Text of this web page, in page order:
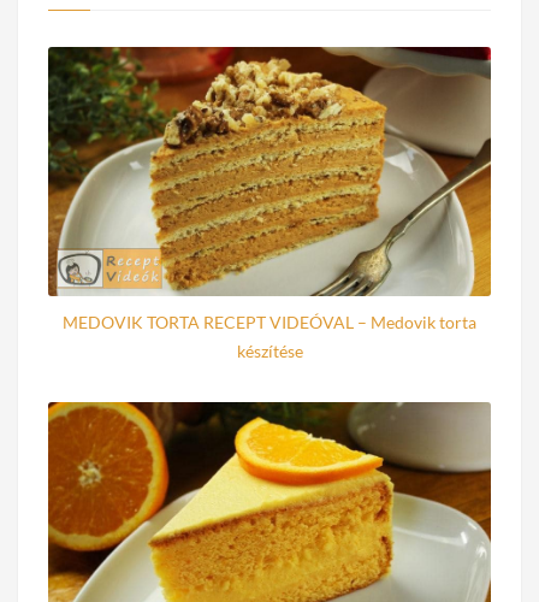
MEDOVIK TORTA RECEPT VIDEÓVAL – Medovik torta
készítése